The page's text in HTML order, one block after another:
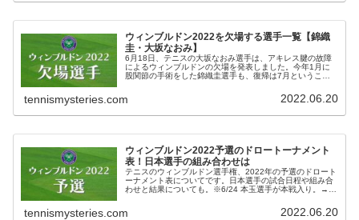
ウィンブルドン2022を欠場する選手一覧【錦織
圭・大坂なおみ】
6月18日、テニスの大坂なおみ選手は、アキレス腱の故障
によるウィンブルドンの欠場を発表しました。今年1月に
股関節の手術をした錦織圭選手も、復帰は7月ということ
tennismysteries.com 2022.06.20
ウィンブルドン2022予選のドロートーナメント
表！日本選手の組み合わせは
テニスのウィンブルドン選手権、2022年の予選のドロート
ーナメント表についてです。日本選手の試合日程や組み合
わせと結果についても。※6/24 本玉選手が本戦入り。→本
tennismysteries.com 2022.06.20